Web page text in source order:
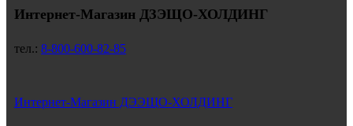
Интернет-Магазин ДЗЭЩО-ХОЛДИНГ
тел.: 8-800-600-82-85
Интернет-Магазин ДЭЭЩО-ХОЛДИНГ